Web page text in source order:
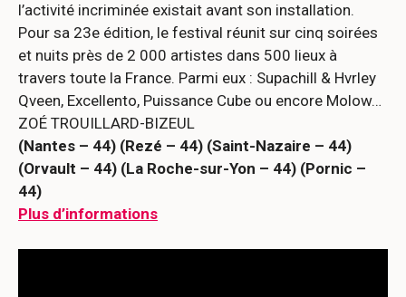
l’activité incriminée existait avant son installation.
Pour sa 23e édition, le festival réunit sur cinq soirées
et nuits près de 2 000 artistes dans 500 lieux à
travers toute la France. Parmi eux : Supachill & Hvrley
Qveen, Excellento, Puissance Cube ou encore Molow…
ZOÉ TROUILLARD-BIZEUL
(Nantes – 44) (Rezé – 44) (Saint-Nazaire – 44)
(Orvault – 44) (La Roche-sur-Yon – 44) (Pornic –
44)
Plus d’informations